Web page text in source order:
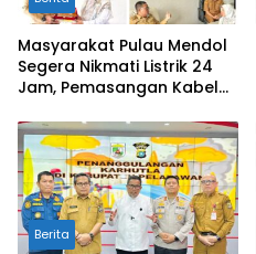
Masyarakat Pulau Mendol
Segera Nikmati Listrik 24
Jam, Pemasangan Kabel
Persen
Berita